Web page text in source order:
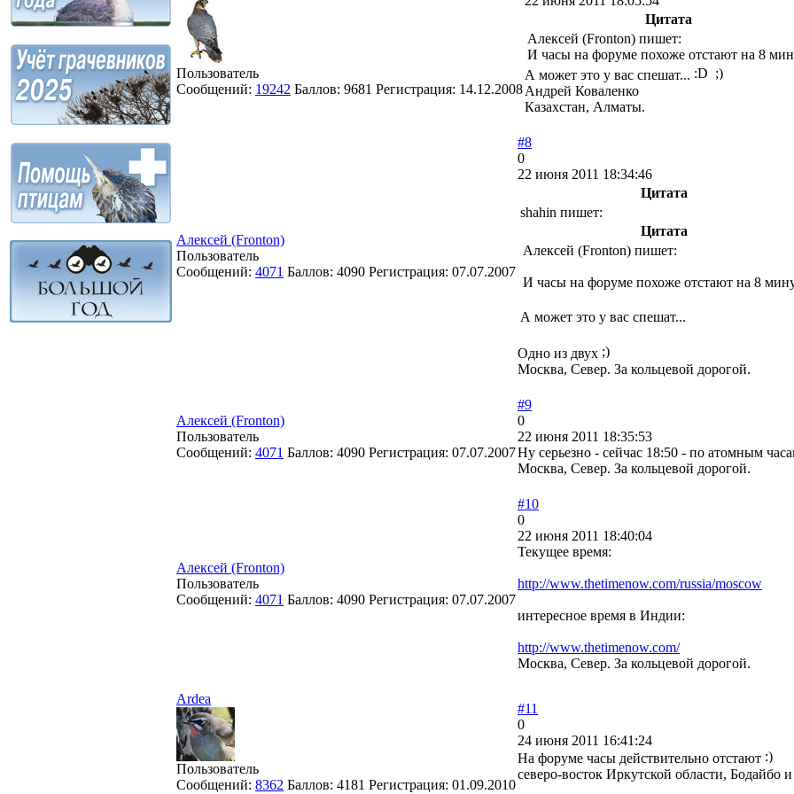
Пользователь
Сообщений: 19242 Баллов: 9681 Регистрация: 14.12.2008
Цитата
Алексей (Fronton) пишет:
И часы на форуме похоже отстают на 8
А может это у вас спешат...
Андрей Коваленко
Казахстан, Алматы.
Алексей (Fronton)
Пользователь
Сообщений: 4071 Баллов: 4090 Регистрация: 07.07.2007
#8
0
22 июня 2011 18:34:46
Цитата
shahin пишет:
Цитата
Алексей (Fronton) пишет:
И часы на форуме похоже отстают на 8
А может это у вас спешат...
Одно из двух
Москва, Север. За кольцевой дорогой.
Алексей (Fronton)
Пользователь
Сообщений: 4071 Баллов: 4090 Регистрация: 07.07.2007
#9
0
22 июня 2011 18:35:53
Ну серьезно - сейчас 18:50 - по атомным
Москва, Север. За кольцевой дорогой.
Алексей (Fronton)
Пользователь
Сообщений: 4071 Баллов: 4090 Регистрация: 07.07.2007
#10
0
22 июня 2011 18:40:04
Текущее время:
http://www.thetimenow.com/russia/moscow
интересное время в Индии:
http://www.thetimenow.com/
Москва, Север. За кольцевой дорогой.
Ardea
Пользователь
Сообщений: 8362 Баллов: 4181 Регистрация: 01.09.2010
#11
0
24 июня 2011 16:41:24
На форуме часы действительно отстают
северо-восток Иркутской области, Бодайбо